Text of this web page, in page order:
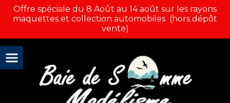
Offre spéciale du 8 Août au 14 août sur les rayons
maquettes et collection automobiles (hors dépôt
vente)
Panneau de gestion des cookies